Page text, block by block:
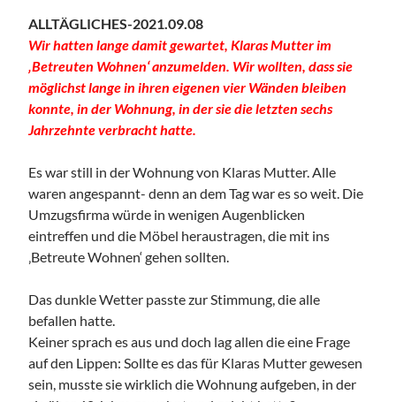
ALLTÄGLICHES-2021.09.08
Wir hatten lange damit gewartet, Klaras Mutter im
‚Betreuten Wohnen‘ anzumelden. Wir wollten, dass sie
möglichst lange in ihren eigenen vier Wänden bleiben
konnte, in der Wohnung, in der sie die letzten sechs
Jahrzehnte verbracht hatte.
Es war still in der Wohnung von Klaras Mutter. Alle
waren angespannt- denn an dem Tag war es so weit. Die
Umzugsfirma würde in wenigen Augenblicken
eintreffen und die Möbel heraustragen, die mit ins
‚Betreute Wohnen‘ gehen sollten.
Das dunkle Wetter passte zur Stimmung, die alle
befallen hatte.
Keiner sprach es aus und doch lag allen die eine Frage
auf den Lippen: Sollte es das für Klaras Mutter gewesen
sein, musste sie wirklich die Wohnung aufgeben, in der